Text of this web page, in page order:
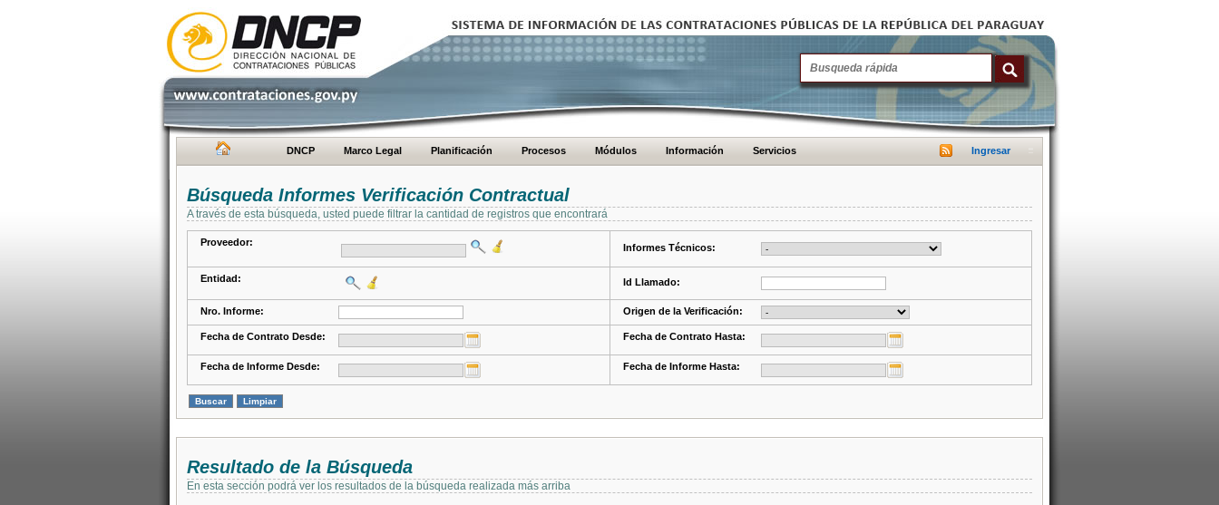
DNCP Marco Legal Planificación Procesos Módulos Información Servicios Ingresar
Búsqueda Informes Verificación Contractual
A través de esta búsqueda, usted puede filtrar la cantidad de registros que encontrará
Proveedor: Informes Técnicos:
Entidad: Id Llamado:
Nro. Informe: Origen de la Verificación:
Fecha de Contrato Desde: Fecha de Contrato Hasta:
Fecha de Informe Desde: Fecha de Informe Hasta:
Resultado de la Búsqueda
En esta sección podrá ver los resultados de la búsqueda realizada más arriba